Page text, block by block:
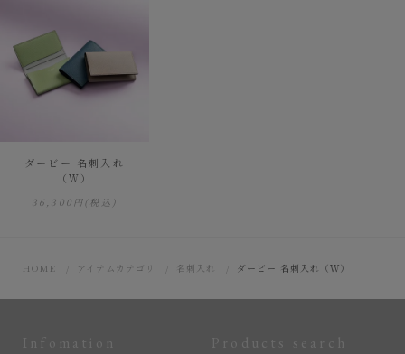
ダービー 名刺入れ
（Ｗ）
36,300円(税込)
HOME アイテムカテゴリ 名刺入れ ダービー 名刺入れ（Ｗ）
Infomation Products search